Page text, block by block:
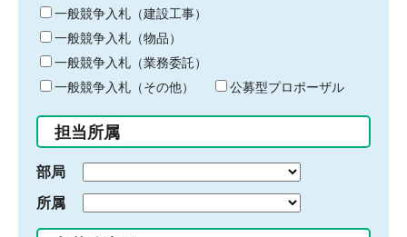
キ
ー
ワ
ー
ド
入
力
一般競争入札（建設工事）
一般競争入札（物品）
一般競争入札（業務委託）
一般競争入札（その他）
公募型プロポーザル
担当所属
部局
所属